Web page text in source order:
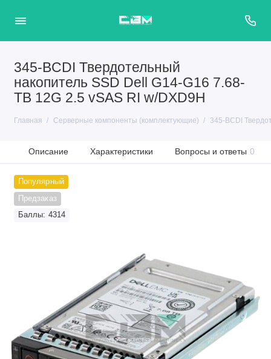
345-BCDI Твердотельный
накопитель SSD Dell G14-G16 7.68-
TB 12G 2.5 vSAS RI w/DXD9H
Главная Серверные компоненты (комплектующие) 345-BCDI
Описание Характеристики Вопросы и ответы 0
Популярный
Предзаказ
Баллы: 4314